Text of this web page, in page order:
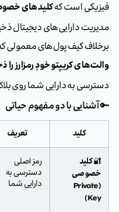
است کهکلیدهای خصوصی
دارایی‌های دیجیتال ذخیره
کیف پول‌های معمولی که پول
کریپتو خودِ رمزارز را ذخیره
به دارایی شما روی بلاک‌چین
با دو مفهوم حیاتی
کلید
(Private
رمز اصلی
دسترسی به
دارایی شما